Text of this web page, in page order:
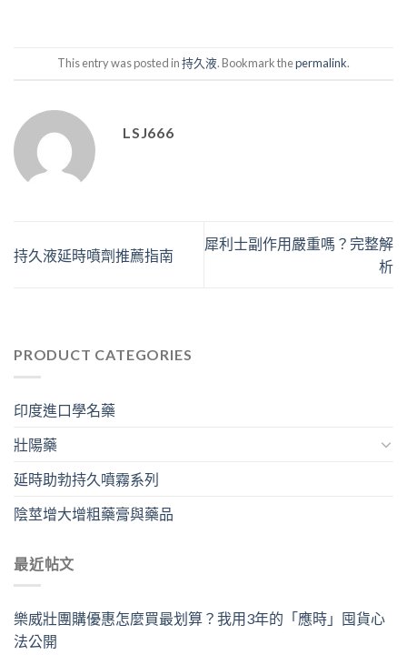
This entry was posted in持久液. Bookmark thepermalink.
LSJ666
持久液延時噴劑推薦指南
犀利士副作用嚴重嗎？完整解
析
PRODUCT CATEGORIES
印度進口學名藥
壯陽藥
延時助勃持久噴霧系列
陰莖增大增粗藥膏與藥品
最近帖文
樂威壯團購優惠怎麼買最划算？我用3年的「應時」囤貨心
法公開